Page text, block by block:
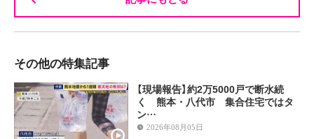
その他の特集記事
【現場報告】約2万5000戸で断水続
く 熊本・八代市 集合住宅ではタ
ン…
2026年08月05日